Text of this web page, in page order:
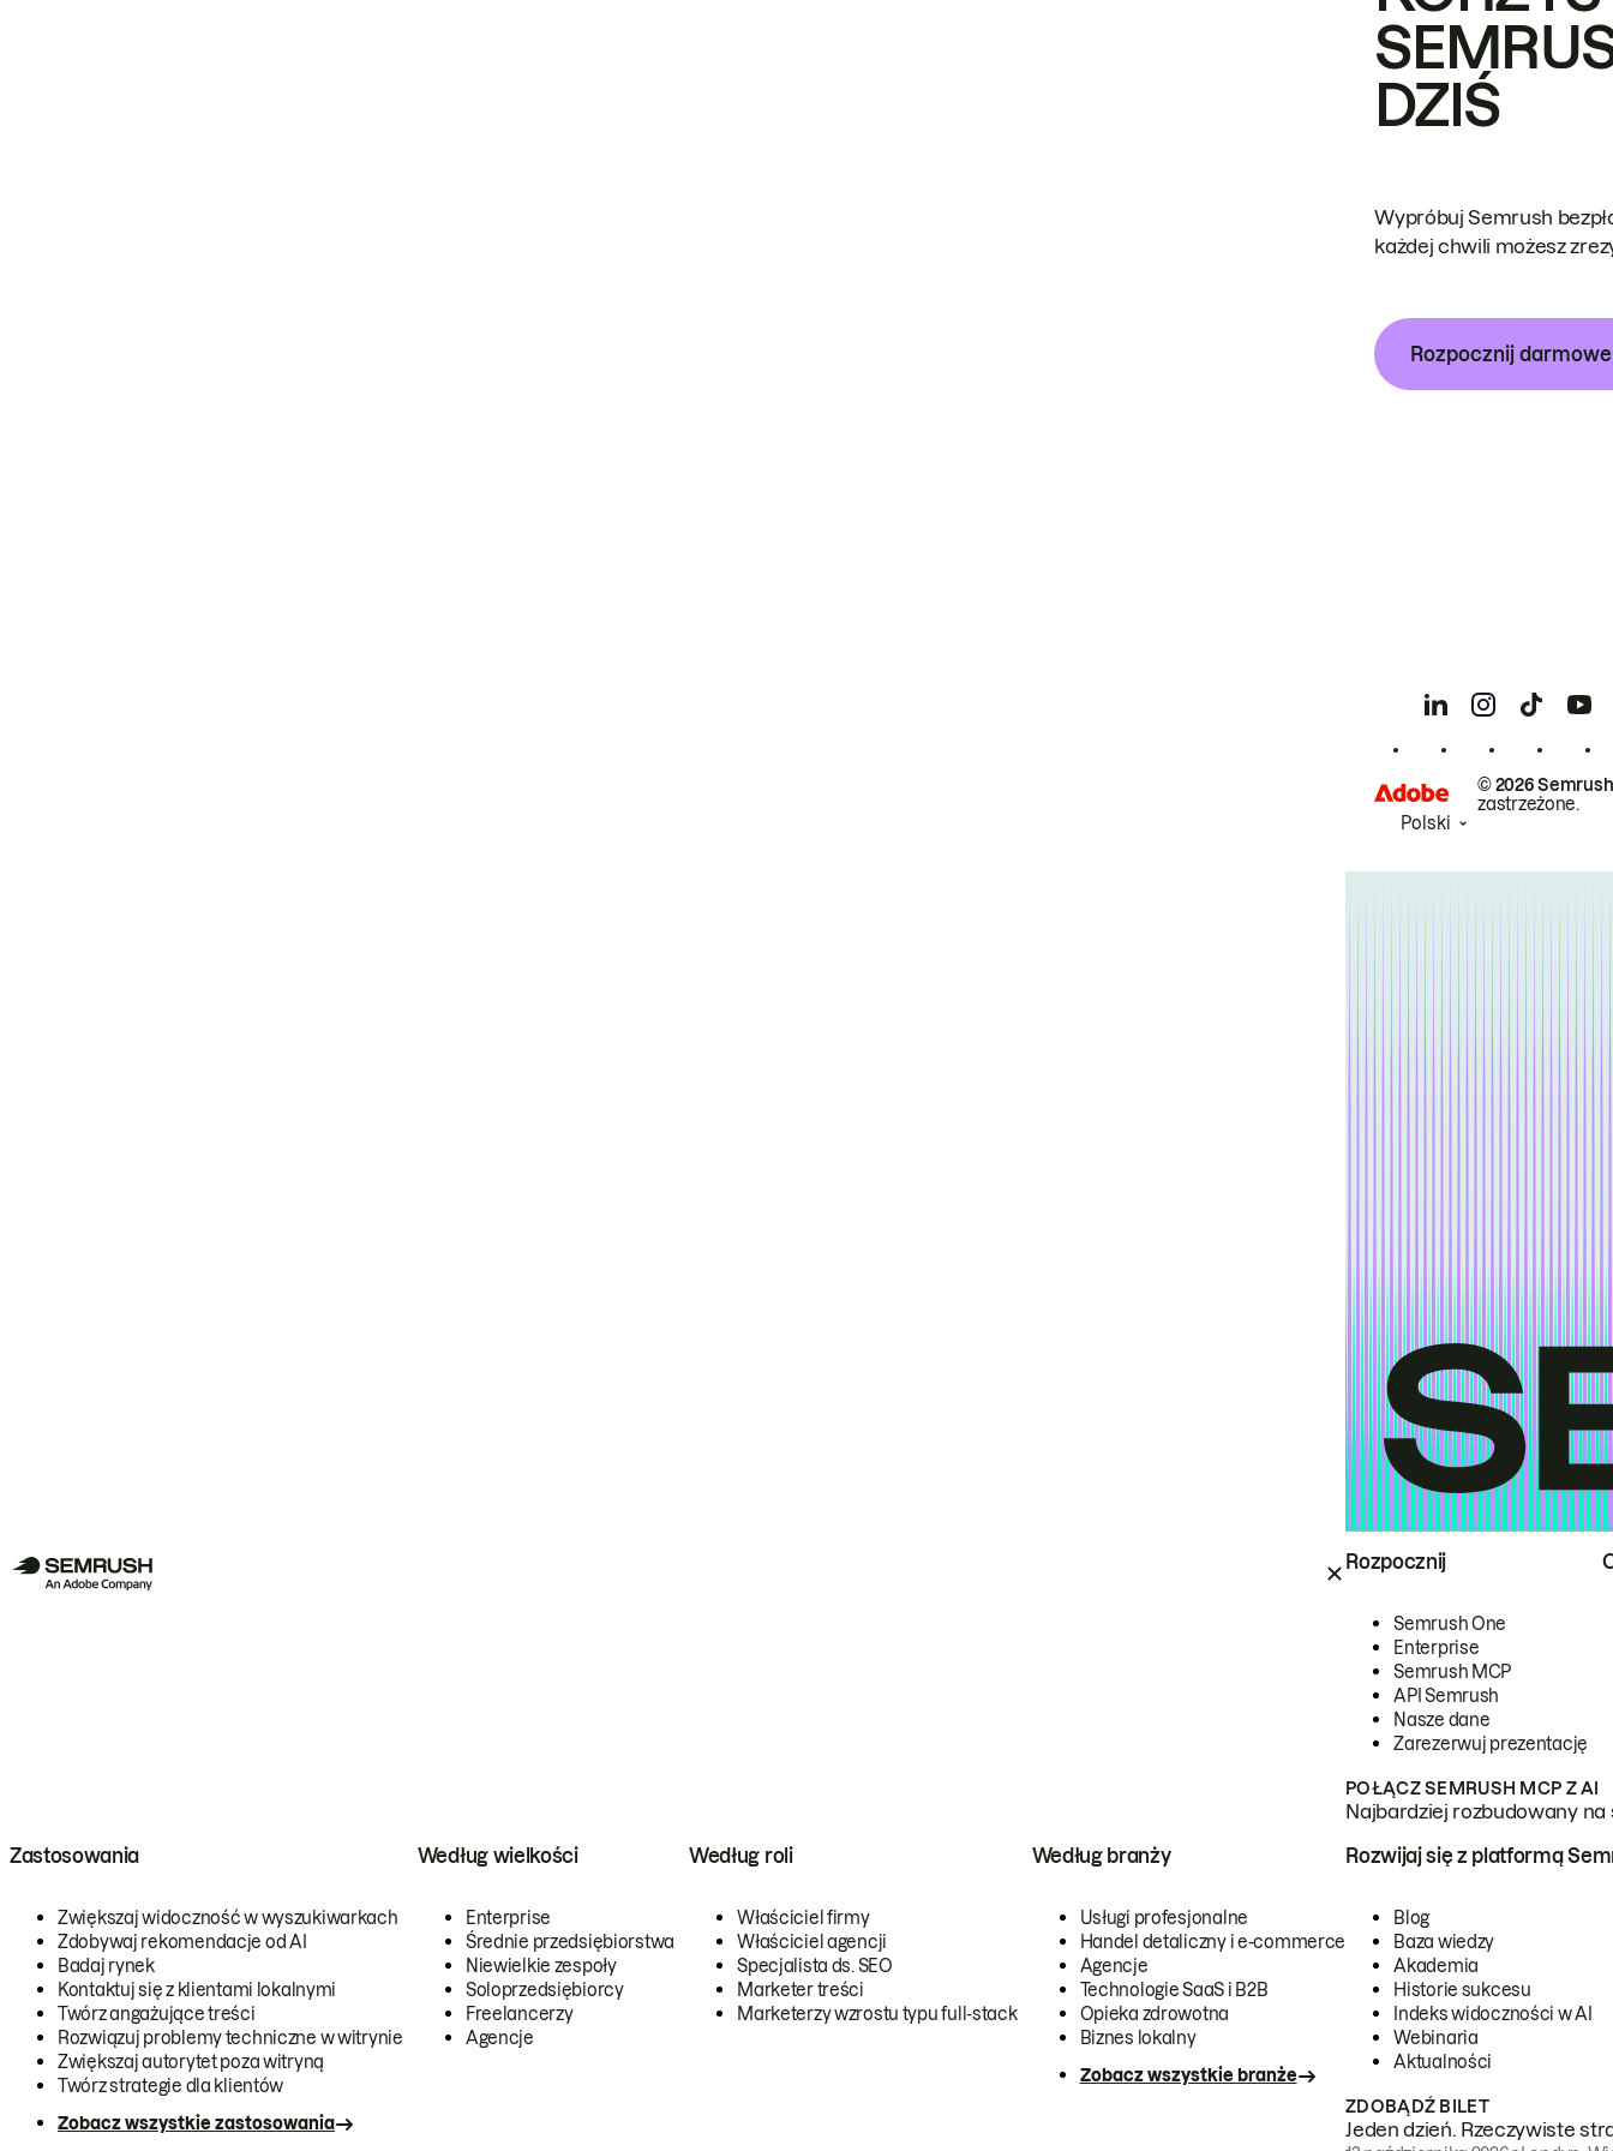
Rozpocznij
Semrush One
Enterprise
Semrush MCP
API Semrush
Nasze dane
Zarezerwuj prezentację
POŁĄCZ SEMRUSH MCP Z AI
Najbardziej rozbudowany
Zastosowania
Zwiększaj widoczność w wyszukiwarkach
Zdobywaj rekomendacje od AI
Badaj rynek
Kontaktuj się z klientami lokalnymi
Twórz angażujące treści
Rozwiązuj problemy techniczne w witrynie
Zwiększaj autorytet poza witryną
Twórz strategie dla klientów
Zobacz wszystkie zastosowania
Według wielkości
Enterprise
Średnie przedsiębiorstwa
Niewielkie zespoły
Soloprzedsiębiorcy
Freelancerzy
Agencje
Według roli
Właściciel firmy
Właściciel agencji
Specjalista ds. SEO
Marketer treści
Marketerzy wzrostu typu full-stack
Według branży
Usługi profesjonalne
Handel detaliczny i e-commerce
Agencje
Technologie SaaS i B2B
Opieka zdrowotna
Biznes lokalny
Zobacz wszystkie branże
Rozwijaj się z platformą
Blog
Baza wiedzy
Akademia
Historie sukcesu
Indeks widoczności w AI
Webinaria
Aktualności
ZDOBĄDŹ BILET
Jeden dzień. Rzeczywiste
DZIŚ
Wypróbuj Semrush
każdej chwili możesz
Rozpocznij
© 2026
zastrzeżone.
Polski